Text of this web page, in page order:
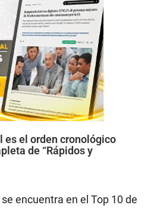
es el orden cronológico
de “Rápidos y
encuentra en el Top 10 de